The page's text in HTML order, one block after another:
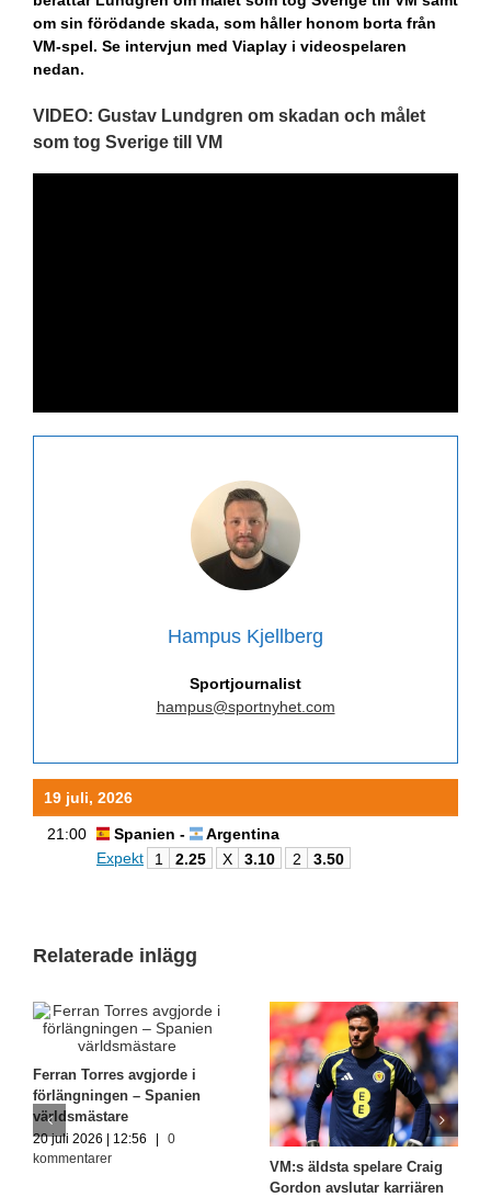
om sin förödande skada, som håller honom borta från
VM-spel. Se intervjun med Viaplay i videospelaren
nedan.
VIDEO: Gustav Lundgren om skadan och målet
som tog Sverige till VM
Hampus Kjellberg
Sportjournalist
hampus@sportnyhet.com
19 juli, 2026
21:00 Spanien -
Argentina
Expekt
1 2.25 X 3.10 2 3.50
Relaterade inlägg
Ferran Torres avgjorde i
förlängningen – Spanien
världsmästare
20 juli 2026 | 12:56 |
0
kommentarer
VM:s äldsta spelare Craig
Gordon avslutar karriären